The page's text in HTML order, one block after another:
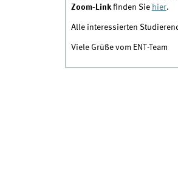
Zoom-Linkfinden Sie hier.
Alle interessierten
Viele Grüße vom ENT-Team